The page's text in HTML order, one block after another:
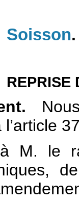
Soisson.
REPRISE
M. le